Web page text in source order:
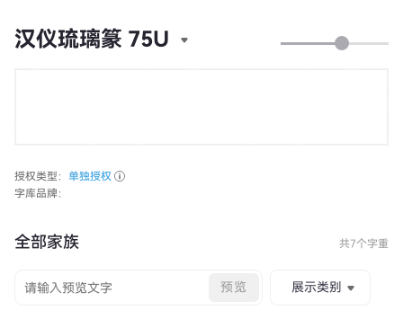
汉仪琉璃篆 75U
授权类型： 单独授权
字库品牌：
全部家族 共7个字重
预览 展示类别